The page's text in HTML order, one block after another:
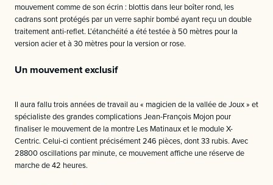
mouvement comme de son écrin : blottis dans leur boîter rond, les
cadrans sont protégés par un verre saphir bombé ayant reçu un double
traitement anti-reflet. L’étanchéité a été testée à 50 mètres pour la
version acier et à 30 mètres pour la version or rose.
Un mouvement exclusif
Il aura fallu trois années de travail au « magicien de la vallée de Joux » et
spécialiste des grandes complications Jean-François Mojon pour
finaliser le mouvement de la montre Les Matinaux et le module X-
Centric. Celui-ci contient précisément 246 pièces, dont 33 rubis. Avec
28800 oscillations par minute, ce mouvement affiche une réserve de
marche de 42 heures.